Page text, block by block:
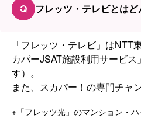
Q フレッツ・テレビとは
「フレッツ・テレビ」は
カパーJSAT施設利用サービス
す）。
また、スカパー！の専門チャ
※ 「フレッツ光」のマンション・